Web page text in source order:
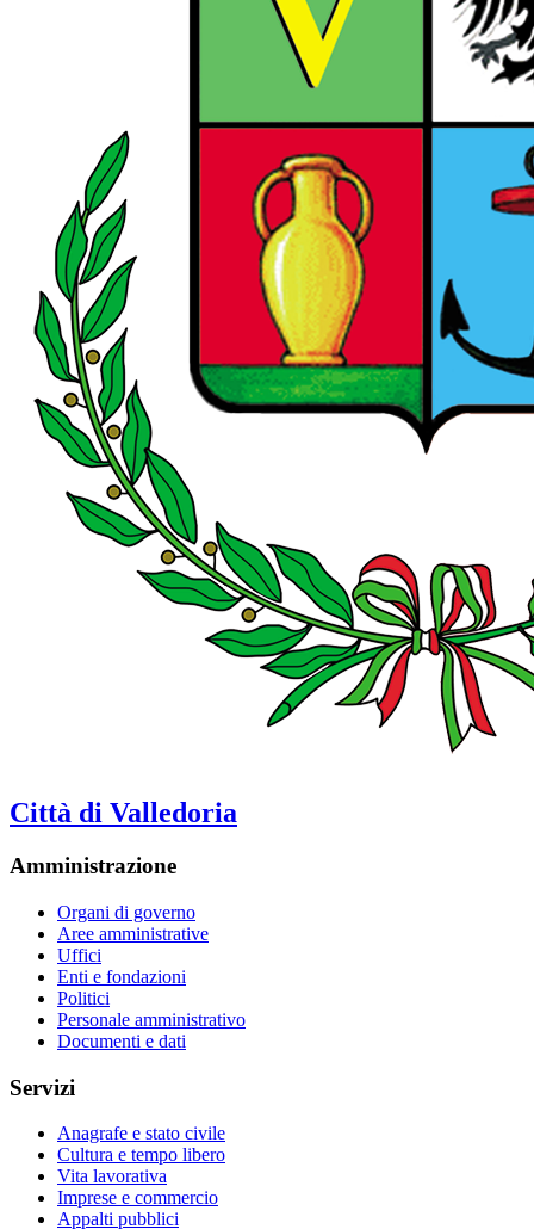
Città di Valledoria
Amministrazione
Organi di governo
Aree amministrative
Uffici
Enti e fondazioni
Politici
Personale amministrativo
Documenti e dati
Servizi
Anagrafe e stato civile
Cultura e tempo libero
Vita lavorativa
Imprese e commercio
Appalti pubblici